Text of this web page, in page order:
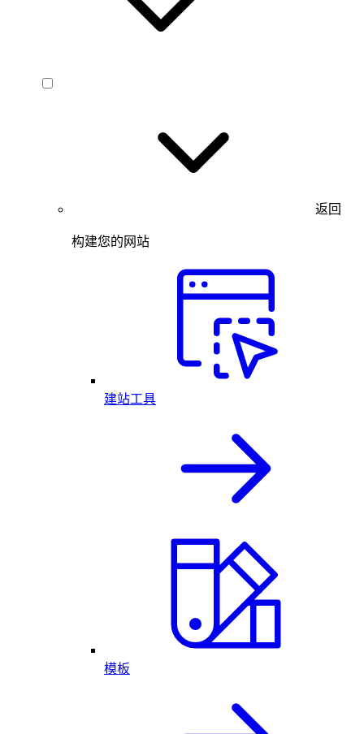
返回
构建您的网站
建站工具
模板